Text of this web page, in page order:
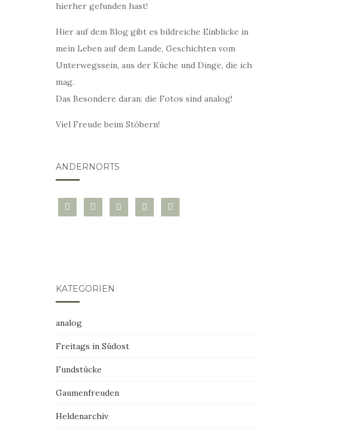
hierher gefunden hast!
Hier auf dem Blog gibt es bildreiche Einblicke in
mein Leben auf dem Lande, Geschichten vom
Unterwegssein, aus der Küche und Dinge, die ich
mag.
Das Besondere daran: die Fotos sind analog!
Viel Freude beim Stöbern!
ANDERNORTS
bloglovininstagramtwitter pinterest
mail
KATEGORIEN
analog
Freitags in Südost
Fundstücke
Gaumenfreuden
Heldenarchiv